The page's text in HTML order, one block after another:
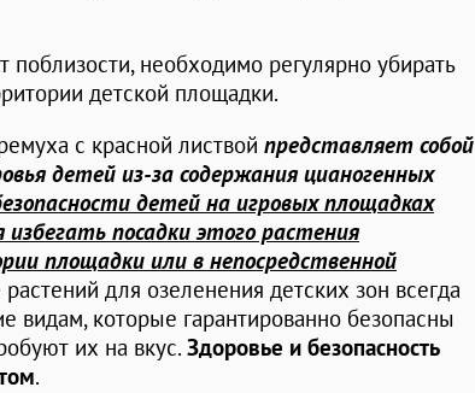
поблизости, необходимо регулярно убирать
детской площадки.
с красной листвой представляет собой
детей из-за содержания цианогенных
детей на игровых площадках
посадки этого растения
площадки или в непосредственной
для озеленения детских зон всегда
видам, которые гарантированно безопасны
их на вкус. Здоровье и безопасность
.